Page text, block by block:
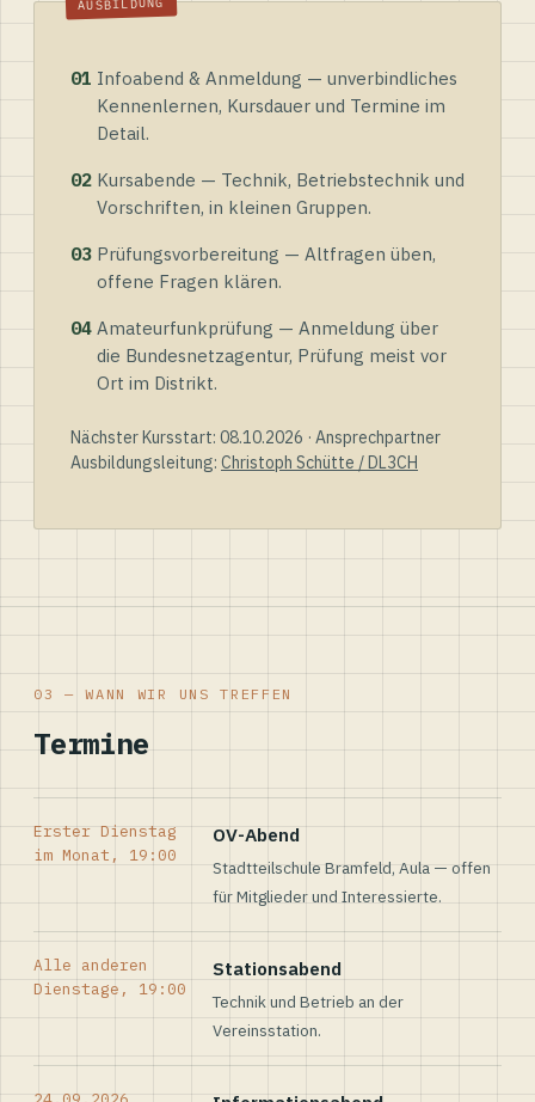
01 Infoabend & Anmeldung — unverbindliches
Kennenlernen, Kursdauer und Termine im
Detail.
02 Kursabende — Technik, Betriebstechnik und
Vorschriften, in kleinen Gruppen.
03 Prüfungsvorbereitung — Altfragen üben,
offene Fragen klären.
04 Amateurfunkprüfung — Anmeldung über
die Bundesnetzagentur, Prüfung meist vor
Ort im Distrikt.
Nächster Kursstart: 08.10.2026 · Ansprechpartner
Ausbildungsleitung: Christoph Schütte / DL3CH
03 — WANN WIR UNS TREFFEN
Termine
Erster Dienstag
im Monat, 19:00
OV-Abend
Stadtteilschule Bramfeld, Aula — offen
für Mitglieder und Interessierte.
Alle anderen
Dienstage, 19:00
Stationsabend
Technik und Betrieb an der
Vereinsstation.